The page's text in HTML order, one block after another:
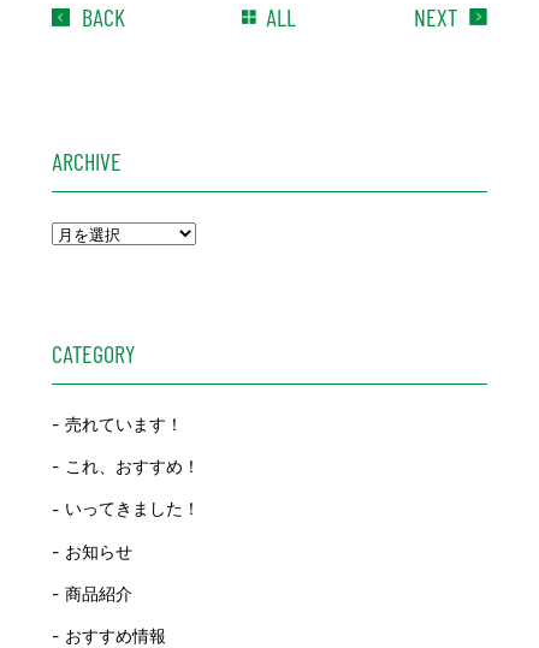
BACK ALL NEXT
ARCHIVE
CATEGORY
売れています！
これ、おすすめ！
いってきました！
お知らせ
商品紹介
おすすめ情報